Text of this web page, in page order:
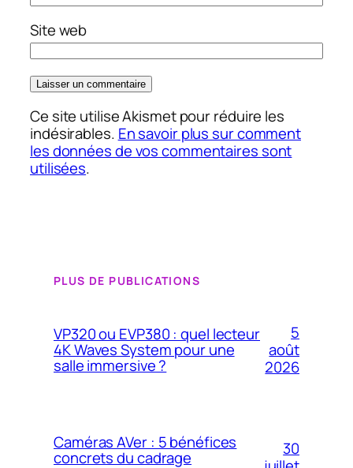
Site web
Ce site utilise Akismet pour réduire les
indésirables. En savoir plus sur comment
les données de vos commentaires sont
utilisées.
PLUS DE PUBLICATIONS
VP320 ou EVP380 : quel lecteur
4K Waves System pour une
salle immersive ?
5
août
2026
Caméras AVer : 5 bénéfices
concrets du cadrage
30